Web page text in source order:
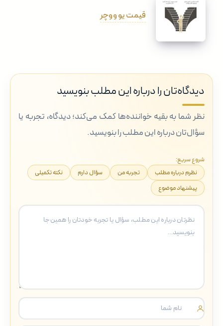
قیمت یو ووچر
دیدگاه‌تان را درباره این مطلب بنویسید
نظر شما به بقیه خواننده‌ها کمک می‌کند؛ دیدگاه، تجربه یا
سؤال‌تان درباره این مطلب را بنویسید.
شروع سریع:
نظرم درباره مطلب
تجربه من سؤال دارم
نکته تکمیلی
پیشنهاد موضوع